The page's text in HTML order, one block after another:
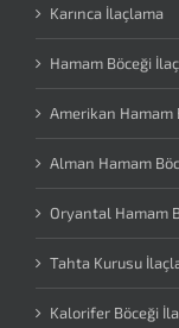
Karınca İlaçlama
Hamam Böceği
Amerikan Hamam
Alman Hamam
Oryantal Hamam
Tahta Kurusu
Kalorifer Böceği